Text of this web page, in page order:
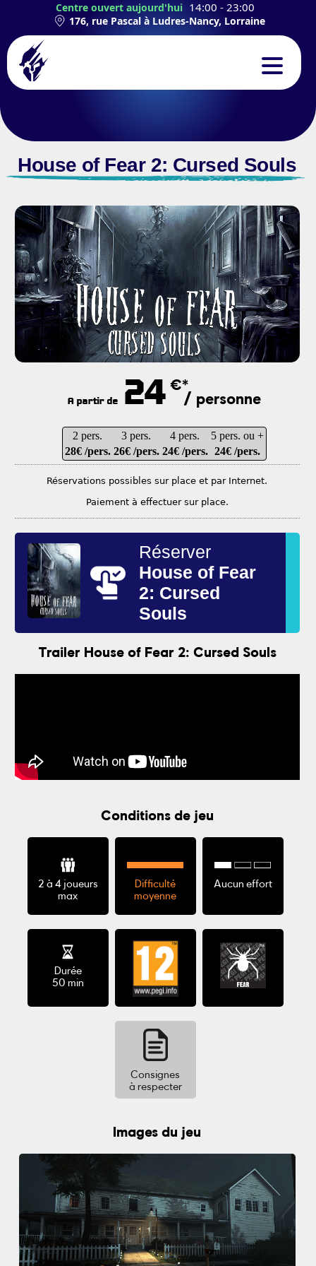
Centre ouvert aujourd'hui 14:00 - 23:00
176, rue Pascal à Ludres-Nancy, Lorraine
ANNIVERSAIRES
CONTACT
House of Fear 2: Cursed Souls
A partir de 24€*
/ personne
2 pers. 3 pers. 4 pers.
5 pers. ou +
28€ /pers. 26€ /pers. 24€ /pers. 24€ /pers.
Réservations possibles sur place et par Internet.
Paiement à effectuer sur place.
Réserver
House of Fear
2: Cursed
Souls
Trailer House of Fear 2: Cursed Souls
Conditions de jeu
2 à 4 joueurs
max
Difficulté
moyenne
Aucun effort
Durée
50 min
Consignes
à respecter
Images du jeu